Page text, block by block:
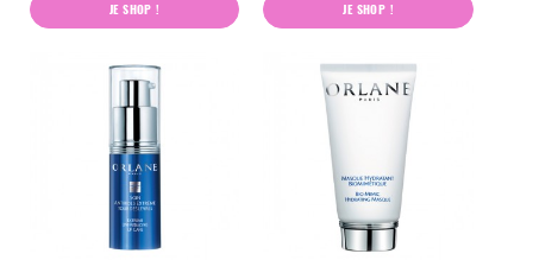
JE SHOP ! JE SHOP !